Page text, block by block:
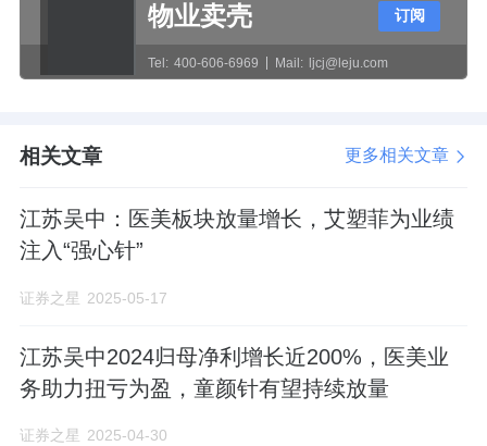
物业卖壳
Tel: 400-606-6969 Mail: ljcj@leju.com
订阅
相关文章 更多相关文章
江苏吴中：医美板块放量增长，艾塑菲为业绩
注入“强心针”
证券之星 2025-05-17
江苏吴中2024归母净利增长近200%，医美业
务助力扭亏为盈，童颜针有望持续放量
证券之星 2025-04-30